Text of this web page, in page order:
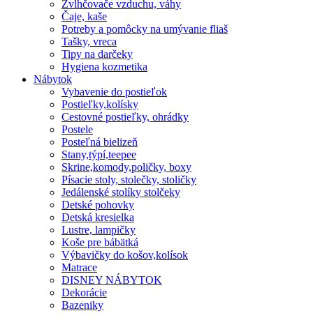
Zvlhčovače vzduchu, váhy
Čaje, kaše
Potreby a pomôcky na umývanie fliaš
Tašky, vreca
Tipy na darčeky
Hygiena kozmetika
Nábytok
Vybavenie do postieľok
Postieľky,kolísky
Cestovné postieľky, ohrádky
Postele
Posteľná bielizeň
Stany,týpí,teepee
Skrine,komody,poličky, boxy
Písacie stoly, stolečky, stoličky
Jedálenské stolíky stolčeky
Detské pohovky
Detská kresielka
Lustre, lampičky
Koše pre bábätká
Výbavičky do košov,kolísok
Matrace
DISNEY NÁBYTOK
Dekorácie
Bazeniky